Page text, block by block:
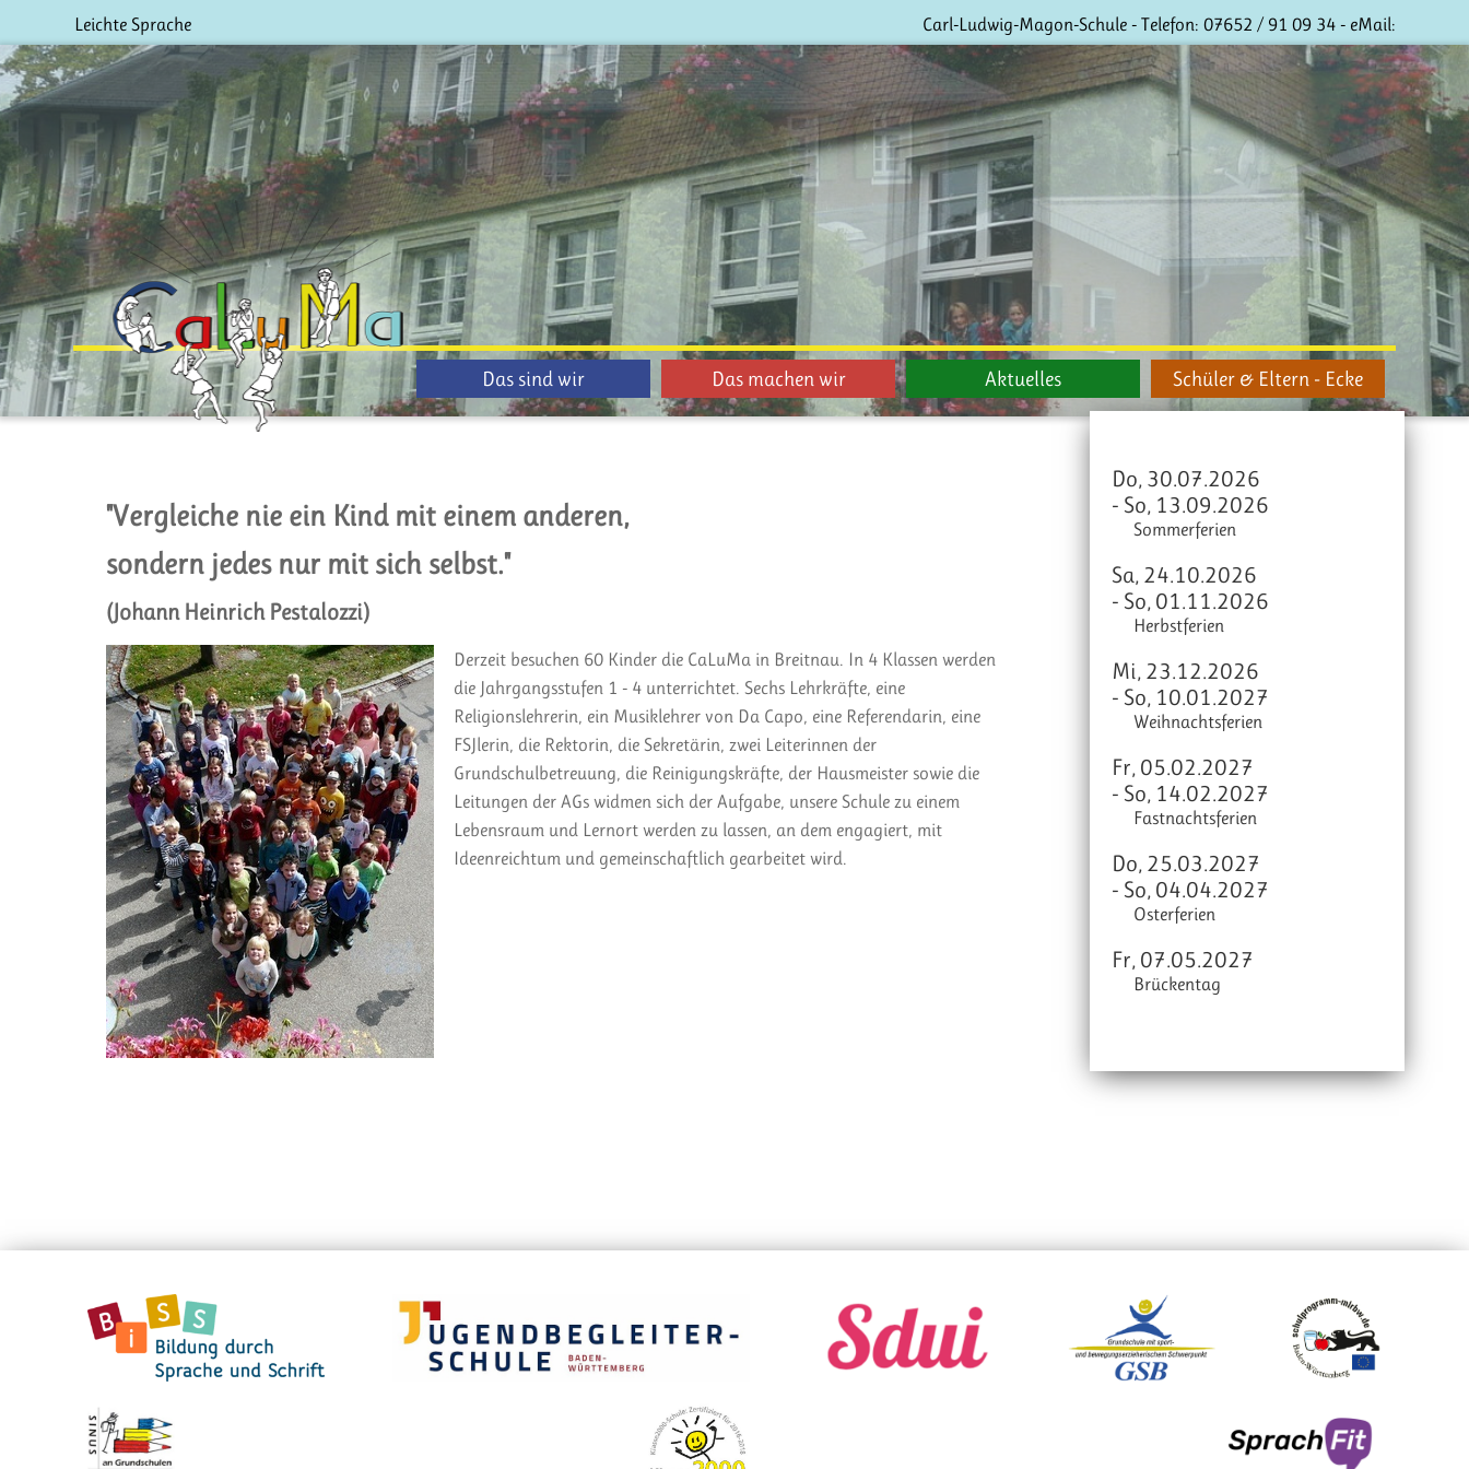
Leichte Sprache Carl-Ludwig-Magon-Schule - Telefon: 07652 / 91 09 34 - eMail:
Das sind wir Das machen wir Aktuelles Schüler & Eltern - Ecke
"Vergleiche nie ein Kind mit einem anderen,
sondern jedes nur mit sich selbst."
(Johann Heinrich Pestalozzi)
Derzeit besuchen 60 Kinder die CaLuMa in Breitnau. In 4 Klassen werden
die Jahrgangsstufen 1 - 4 unterrichtet. Sechs Lehrkräfte, eine
Religionslehrerin, ein Musiklehrer von Da Capo, eine Referendarin, eine
FSJlerin, die Rektorin, die Sekretärin, zwei Leiterinnen der
Grundschulbetreuung, die Reinigungskräfte, der Hausmeister sowie die
Leitungen der AGs widmen sich der Aufgabe, unsere Schule zu einem
Lebensraum und Lernort werden zu lassen, an dem engagiert, mit
Ideenreichtum und gemeinschaftlich gearbeitet wird.
Do, 30.07.2026
- So, 13.09.2026
Sommerferien
Sa, 24.10.2026
- So, 01.11.2026
Herbstferien
Mi, 23.12.2026
- So, 10.01.2027
Weihnachtsferien
Fr, 05.02.2027
- So, 14.02.2027
Fastnachtsferien
Do, 25.03.2027
- So, 04.04.2027
Osterferien
Fr, 07.05.2027
Brückentag